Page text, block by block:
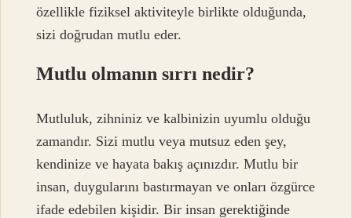
özellikle fiziksel aktiviteyle birlikte olduğunda,
sizi doğrudan mutlu eder.
Mutlu olmanın sırrı nedir?
Mutluluk, zihniniz ve kalbinizin uyumlu olduğu
zamandır. Sizi mutlu veya mutsuz eden şey,
kendinize ve hayata bakış açınızdır. Mutlu bir
insan, duygularını bastırmayan ve onları özgürce
ifade edebilen kişidir. Bir insan gerektiğinde